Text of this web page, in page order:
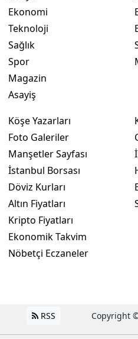
Ekonomi
Teknoloji
Sağlık
Spor
Magazin
Asayiş
Köşe Yazarları
Foto Galeriler
Manşetler Sayfası
İstanbul Borsası
Döviz Kurları
Altın Fiyatları
Kripto Fiyatları
Ekonomik Takvim
Nöbetçi Eczaneler
RSS Copyright ©